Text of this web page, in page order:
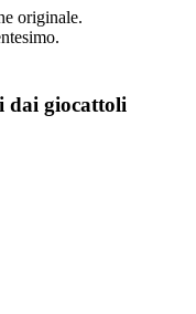
originale.
dai giocattoli